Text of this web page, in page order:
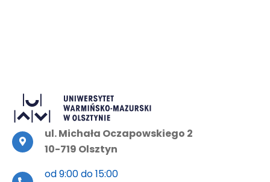
ul. Michała Oczapowskiego 2
10-719 Olsztyn
od 9:00 do 15:00